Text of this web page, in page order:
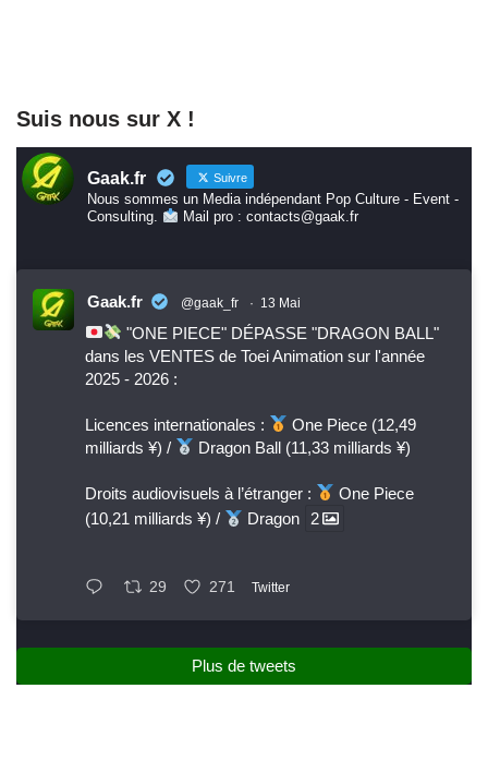
Suis nous sur X !
Gaak.fr Suivre
Nous sommes un Media indépendant Pop Culture - Event -
Consulting.
Mail pro : contacts@gaak.fr
Gaak.fr @gaak_fr · 13 Mai
"ONE PIECE" DÉPASSE "DRAGON BALL"
dans les VENTES de Toei Animation sur l'année
2025 - 2026 :
Licences internationales :
One Piece (12,49
milliards ¥) /
Dragon Ball (11,33 milliards ¥)
Droits audiovisuels à l’étranger :
One Piece
(10,21 milliards ¥) /
Dragon 2
29 271 Twitter
Plus de tweets